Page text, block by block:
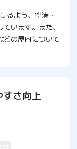
るよう、空港・
います。また、
どの屋内について
さ向上